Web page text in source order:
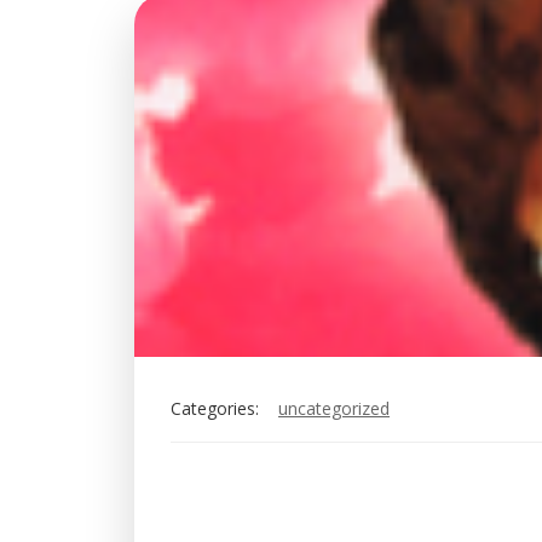
Categories: uncategorized